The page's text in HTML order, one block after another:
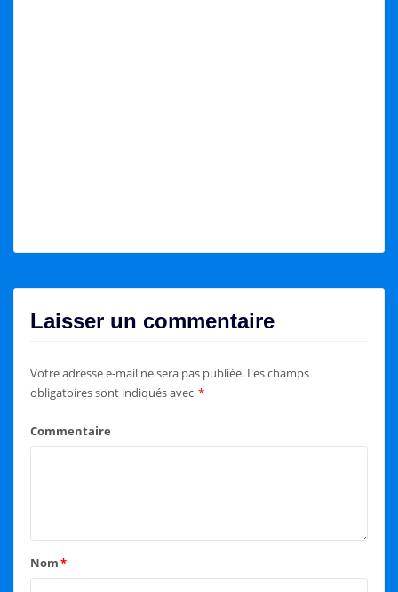
Laisser un commentaire
Votre adresse e-mail ne sera pas publiée. Les champs
obligatoires sont indiqués avec *
Commentaire
Nom*